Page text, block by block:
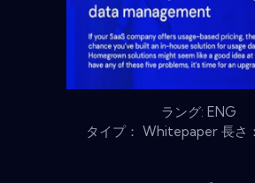
ラング: ENG
タイプ： Whitepaper 長さ